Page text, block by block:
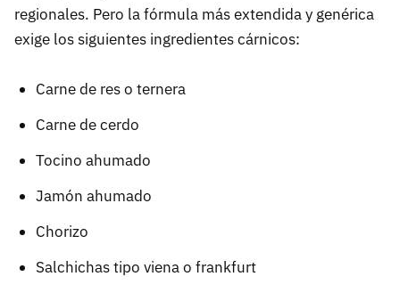
regionales. Pero la fórmula más extendida y genérica
exige los siguientes ingredientes cárnicos:
Carne de res o ternera
Carne de cerdo
Tocino ahumado
Jamón ahumado
Chorizo
Salchichas tipo viena o frankfurt